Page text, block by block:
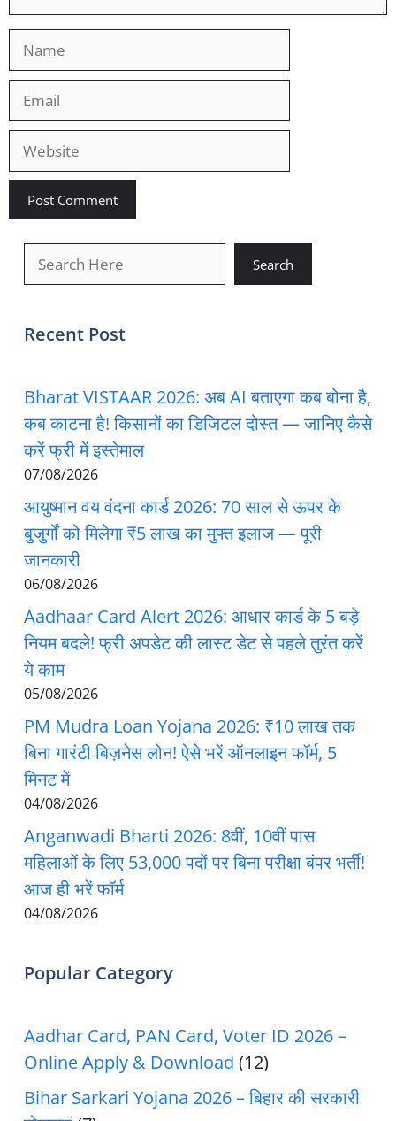
Website
Search
Recent Post
Bharat VISTAAR 2026: अब AI बताएगा कब बोना है,
कब काटना है! किसानों का डिजिटल दोस्त — जानिए कैसे
करें फ्री में इस्तेमाल
07/08/2026
आयुष्मान वय वंदना कार्ड 2026: 70 साल से ऊपर के
बुजुर्गों को मिलेगा ₹5 लाख का मुफ्त इलाज — पूरी
जानकारी
06/08/2026
Aadhaar Card Alert 2026: आधार कार्ड के 5 बड़े
नियम बदले! फ्री अपडेट की लास्ट डेट से पहले तुरंत करें
ये काम
05/08/2026
PM Mudra Loan Yojana 2026: ₹10 लाख तक
बिना गारंटी बिज़नेस लोन! ऐसे भरें ऑनलाइन फॉर्म, 5
मिनट में
04/08/2026
Anganwadi Bharti 2026: 8वीं, 10वीं पास
महिलाओं के लिए 53,000 पदों पर बिना परीक्षा बंपर भर्ती!
आज ही भरें फॉर्म
04/08/2026
Popular Category
Aadhar Card, PAN Card, Voter ID 2026 –
Online Apply & Download (12)
Bihar Sarkari Yojana 2026 – बिहार की सरकारी